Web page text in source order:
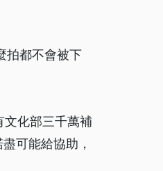
拍都不會被下
化部三千萬補
可能給協助，